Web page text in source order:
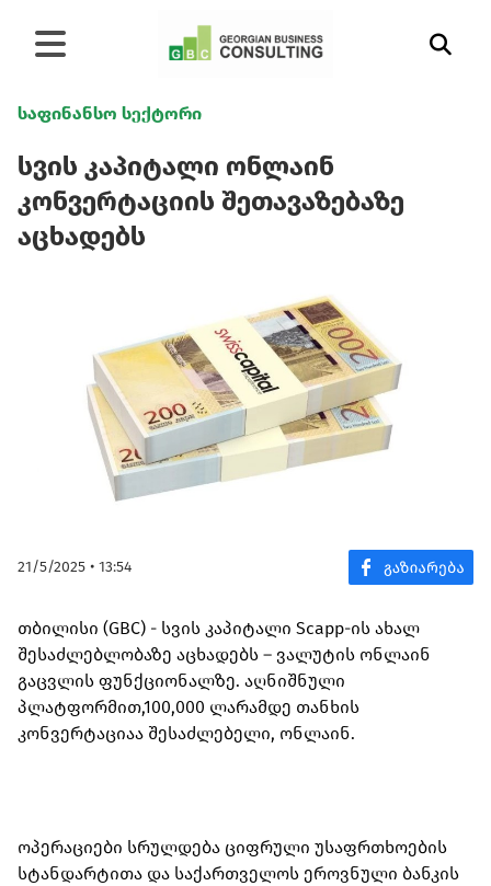
საფინანსო სექტორი
სვის კაპიტალი ონლაინ
კონვერტაციის შეთავაზებაზე
აცხადებს
21/5/2025 • 13:54
თბილისი (GBC) - სვის კაპიტალი Scapp-ის ახალ
შესაძლებლობაზე აცხადებს – ვალუტის ონლაინ
გაცვლის ფუნქციონალზე. აღნიშნული
პლატფორმით,100,000 ლარამდე თანხის
კონვერტაციაა შესაძლებელი, ონლაინ.
ოპერაციები სრულდება ციფრული უსაფრთხოების
სტანდარტითა და საქართველოს ეროვნული ბანკის